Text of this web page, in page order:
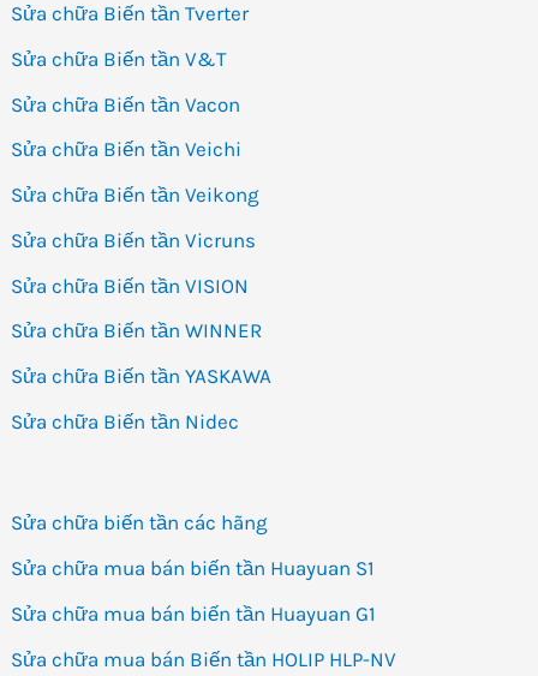
Sửa chữa Biến tần Tverter
Sửa chữa Biến tần V&T
Sửa chữa Biến tần Vacon
Sửa chữa Biến tần Veichi
Sửa chữa Biến tần Veikong
Sửa chữa Biến tần Vicruns
Sửa chữa Biến tần VISION
Sửa chữa Biến tần WINNER
Sửa chữa Biến tần YASKAWA
Sửa chữa Biến tần Nidec
Sửa chữa biến tần các hãng
Sửa chữa mua bán biến tần Huayuan S1
Sửa chữa mua bán biến tần Huayuan G1
Sửa chữa mua bán Biến tần HOLIP HLP-NV